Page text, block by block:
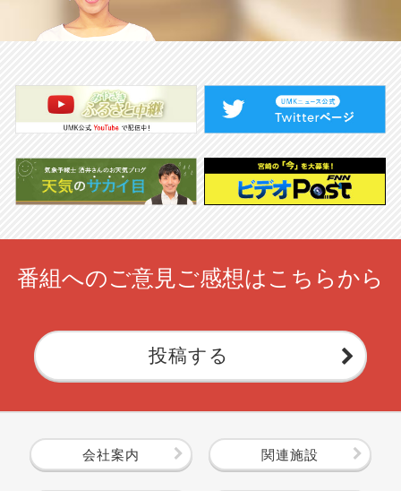
番組へのご意見ご感想はこちらから
投稿する
会社案内 関連施設